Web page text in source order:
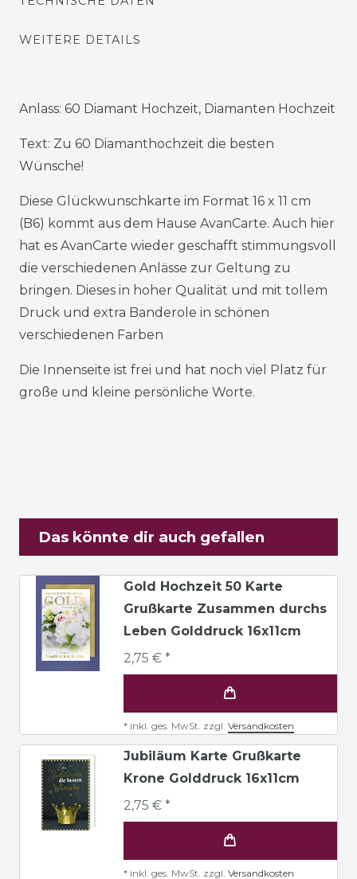
WEITERE DETAILS
Anlass: 60 Diamant Hochzeit, Diamanten Hochzeit
Text: Zu 60 Diamanthochzeit die besten
Wünsche!
Diese Glückwunschkarte im Format 16 x 11 cm
(B6) kommt aus dem Hause AvanCarte. Auch hier
hat es AvanCarte wieder geschafft stimmungsvoll
die verschiedenen Anlässe zur Geltung zu
bringen. Dieses in hoher Qualität und mit tollem
Druck und extra Banderole in schönen
verschiedenen Farben
Die Innenseite ist frei und hat noch viel Platz für
große und kleine persönliche Worte.
Das könnte dir auch gefallen
Gold Hochzeit 50 Karte
Grußkarte Zusammen durchs
Leben Golddruck 16x11cm
2,75 € *
* inkl. ges. MwSt. zzgl. Versandkosten
Jubiläum Karte Grußkarte
Krone Golddruck 16x11cm
2,75 € *
* inkl. ges. MwSt. zzgl. Versandkosten